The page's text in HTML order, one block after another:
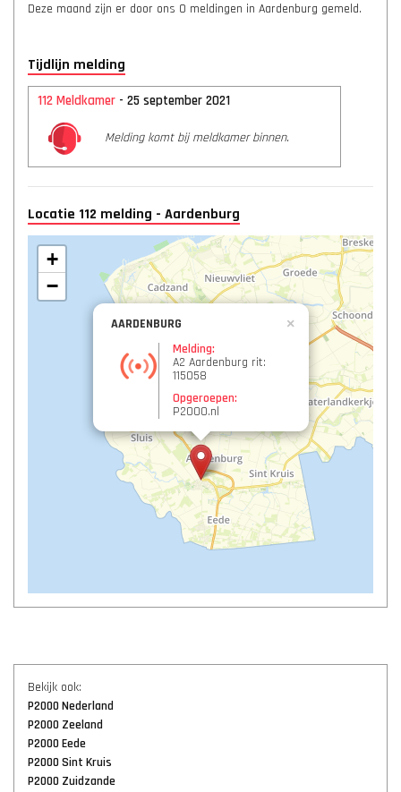
Deze maand zijn er door ons 0 meldingen in Aardenburg gemeld.
Tijdlijn melding
112 Meldkamer - 25 september 2021
Melding komt bij meldkamer binnen.
Locatie 112 melding - Aardenburg
AARDENBURG
Melding:
A2 Aardenburg rit:
115058
Opgeroepen:
P2000.nl
×
+
−
Bekijk ook:
P2000 Nederland
P2000 Zeeland
P2000 Eede
P2000 Sint Kruis
P2000 Zuidzande